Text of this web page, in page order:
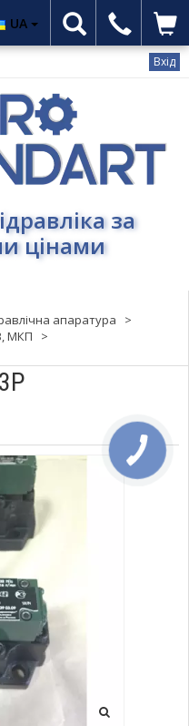
Вхід
за
цінами
UA
апаратура
>
МКП
>